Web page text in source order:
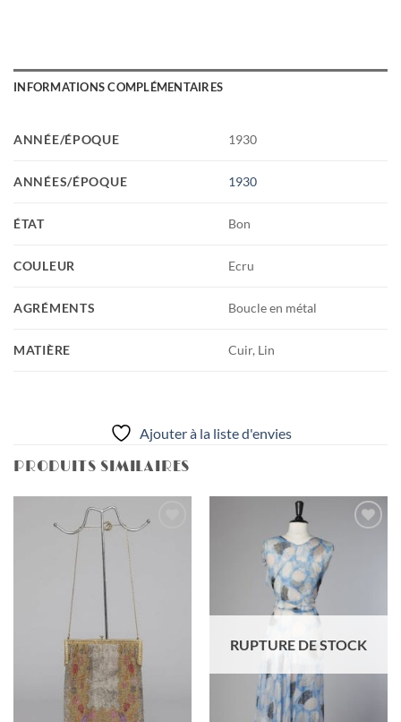
INFORMATIONS COMPLÉMENTAIRES
ANNÉE/ÉPOQUE 1930
ANNÉES/ÉPOQUE 1930
ÉTAT Bon
COULEUR Ecru
AGRÉMENTS Boucle en métal
MATIÈRE Cuir, Lin
Ajouter à la liste d'envies
PRODUITS SIMILAIRES
RUPTURE DE STOCK